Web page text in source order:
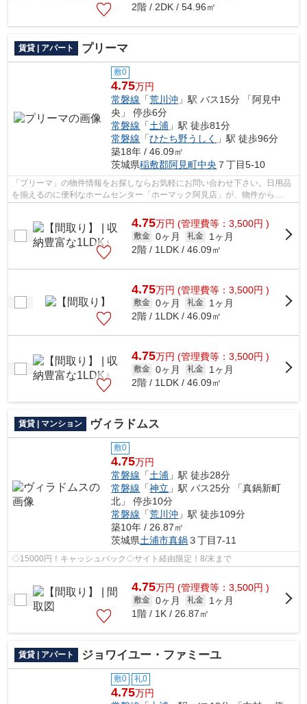
2階 / 2DK / 54.96㎡
賃貸 | アパート プリーマ
敷0
4.75万円
常磐線 「荒川沖 」駅 バス15分 「阿見中
央」 停歩6分
常磐線 「土浦 」駅 徒歩81分
常磐線 「ひたち野うしく
」駅 徒歩96分
築18年 / 46.09㎡
茨城県稲敷郡阿見町中央 ７丁目5-10
「プリーマ」の物件情報をお探しならお気軽にお問い合わせ下さい。日用品
を揃えるのに便利なホームセンター「ホーマック阿見店」が、物件から
4.75万円 (管理費等：3,500円 )
敷金 0ヶ月 礼金
1ヶ月
2階 / 1LDK / 46.09㎡
4.75万円 (管理費等：3,500円 )
敷金 0ヶ月 礼金
1ヶ月
2階 / 1LDK / 46.09㎡
4.75万円 (管理費等：3,500円 )
敷金 0ヶ月 礼金
1ヶ月
2階 / 1LDK / 46.09㎡
賃貸 | マンション ヴィラドムス
敷0
4.75万円
常磐線 「土浦 」駅 徒歩28分
常磐線 「神立 」駅 バス25分 「真鍋新町
北」 停歩10分
常磐線 「荒川沖 」駅 徒歩109分
築10年 / 26.87㎡
茨城県土浦市真鍋３丁目7-11
◇15000円！キャッシュバック◇サイト経由限定！8/末まで
4.75万円 (管理費等：3,500円 )
敷金 0ヶ月 礼金
1ヶ月
1階 / 1K / 26.87㎡
賃貸 | アパート ジョワイユー・ファミーユ
敷0 礼0
4.75万円